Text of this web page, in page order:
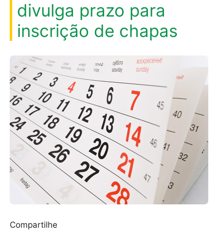
divulga prazo para
inscrição de chapas
Compartilhe